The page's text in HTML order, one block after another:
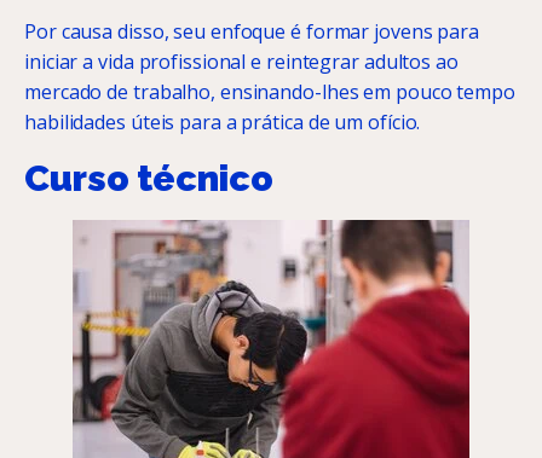
Por causa disso, seu enfoque é formar jovens para
iniciar a vida profissional e reintegrar adultos ao
mercado de trabalho, ensinando-lhes em pouco tempo
habilidades úteis para a prática de um ofício.
Curso técnico